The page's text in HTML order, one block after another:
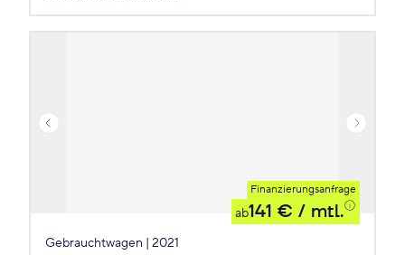
Finanzierungsanfrage
ab141 € / mtl.
Gebrauchtwagen | 2021